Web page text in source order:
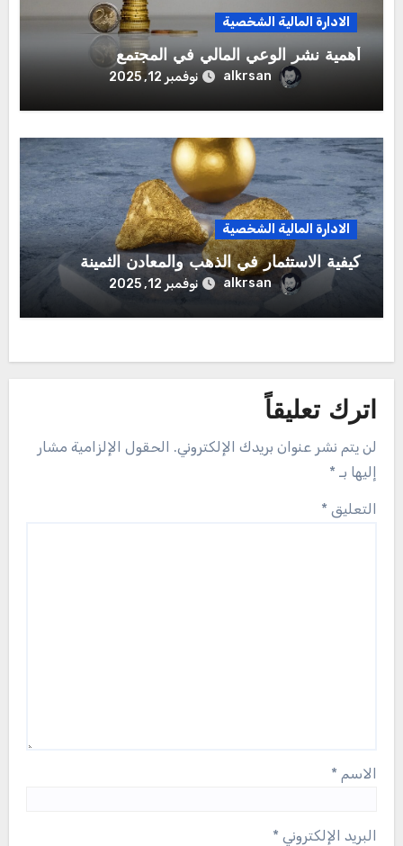
الادارة المالية الشخصية
أهمية نشر الوعي المالي في المجتمع
alkrsan نوفمبر 12, 2025
الادارة المالية الشخصية
كيفية الاستثمار في الذهب والمعادن الثمينة
alkrsan نوفمبر 12, 2025
اترك تعليقاً
لن يتم نشر عنوان بريدك الإلكتروني. الحقول الإلزامية مشار
إليها بـ *
التعليق *
الاسم *
البريد الإلكتروني *